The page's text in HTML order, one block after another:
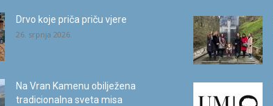
Drvo koje priča priču vjere
26. srpnja 2026.
Na Vran Kamenu obilježena
tradicionalna sveta misa